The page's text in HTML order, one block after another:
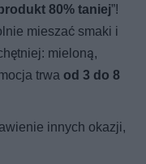
80% taniej”!
mieszać smaki i
mieloną,
trwa od 3 do 8
innych okazji,